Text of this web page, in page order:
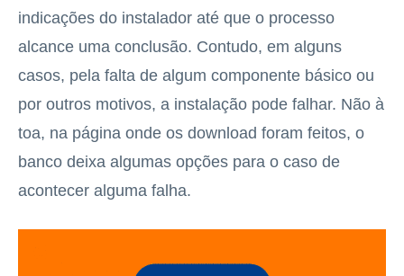
indicações do instalador até que o processo
alcance uma conclusão. Contudo, em alguns
casos, pela falta de algum componente básico ou
por outros motivos, a instalação pode falhar. Não à
toa, na página onde os download foram feitos, o
banco deixa algumas opções para o caso de
acontecer alguma falha.